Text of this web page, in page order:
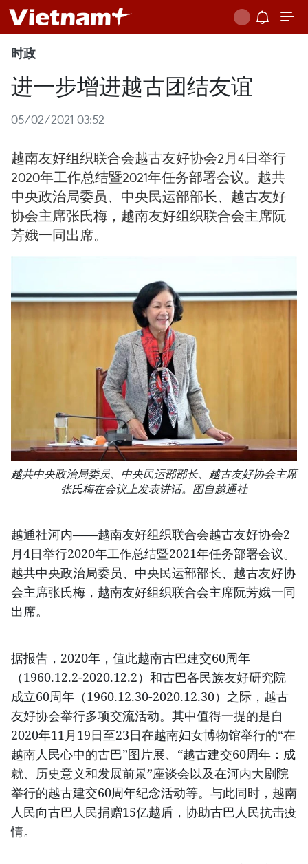
时政
进一步增进越古团结友谊
05/02/2021 03:52
越南友好组织联合会越古友好协会2月4日举行
2020年工作总结暨2021年任务部署会议。越共
中央政治局委员、中央民运部部长、越古友好
协会主席张氏梅，越南友好组织联合会主席阮
芳娥一同出席。
越共中央政治局委员、中央民运部部长、越古友好协会主席
张氏梅在会议上发表讲话。图自越通社
越通社河内——越南友好组织联合会越古友好协会2
月4日举行2020年工作总结暨2021年任务部署会议。
越共中央政治局委员、中央民运部部长、越古友好协
会主席张氏梅，越南友好组织联合会主席阮芳娥一同
出席。
据报告，2020年，值此越南古巴建交60周年
（1960.12.2-2020.12.2）和古巴各民族友好研究院
成立60周年（1960.12.30-2020.12.30）之际，越古
友好协会举行多项交流活动。其中值得一提的是自
2020年11月19日至23日在越南妇女博物馆举行的“在
越南人民心中的古巴”图片展、“越古建交60周年：成
就、历史意义和发展前景”座谈会以及在河内大剧院
举行的越古建交60周年纪念活动等。与此同时，越南
人民向古巴人民捐赠15亿越盾，协助古巴人民抗击疫
情。